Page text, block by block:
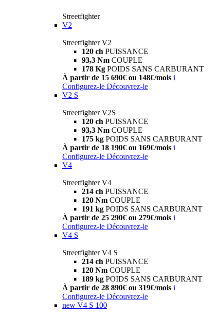
Streetfighter
V2
Streetfighter V2
120 ch PUISSANCE
93,3 Nm COUPLE
178 Kg POIDS SANS CARBURANT
À partir de 15 690€ ou 148€/mois i
Configurez-le Découvrez-le
V2 S
Streetfighter V2S
120 ch PUISSANCE
93,3 Nm COUPLE
175 kg POIDS SANS CARBURANT
À partir de 18 190€ ou 169€/mois i
Configurez-le Découvrez-le
V4
Streetfighter V4
214 ch PUISSANCE
120 Nm COUPLE
191 kg POIDS SANS CARBURANT
À partir de 25 290€ ou 279€/mois i
Configurez-le Découvrez-le
V4 S
Streetfighter V4 S
214 ch PUISSANCE
120 Nm COUPLE
189 kg POIDS SANS CARBURANT
À partir de 28 890€ ou 319€/mois i
Configurez-le Découvrez-le
new V4 S 100